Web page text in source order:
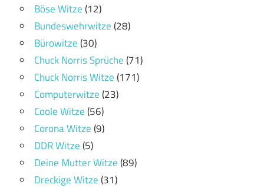
Böse Witze(12)
Bundeswehrwitze(28)
Bürowitze(30)
Chuck Norris Sprüche(71)
Chuck Norris Witze(171)
Computerwitze(23)
Coole Witze(56)
Corona Witze(9)
DDR Witze(5)
Deine Mutter Witze(89)
Dreckige Witze(31)